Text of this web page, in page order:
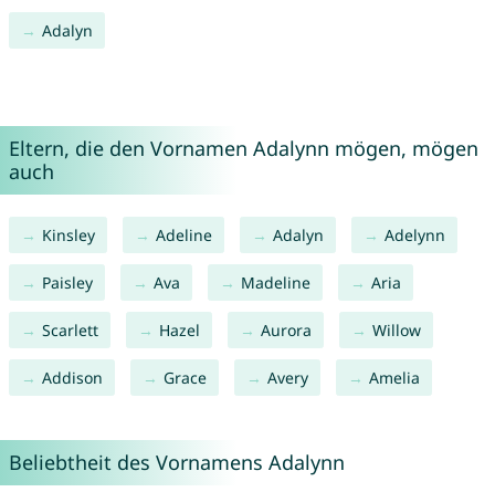
Adalyn
Eltern, die den Vornamen Adalynn mögen, mögen
auch
Kinsley Adeline Adalyn Adelynn
Paisley Ava Madeline Aria
Scarlett Hazel Aurora Willow
Addison Grace Avery Amelia
Beliebtheit des Vornamens Adalynn